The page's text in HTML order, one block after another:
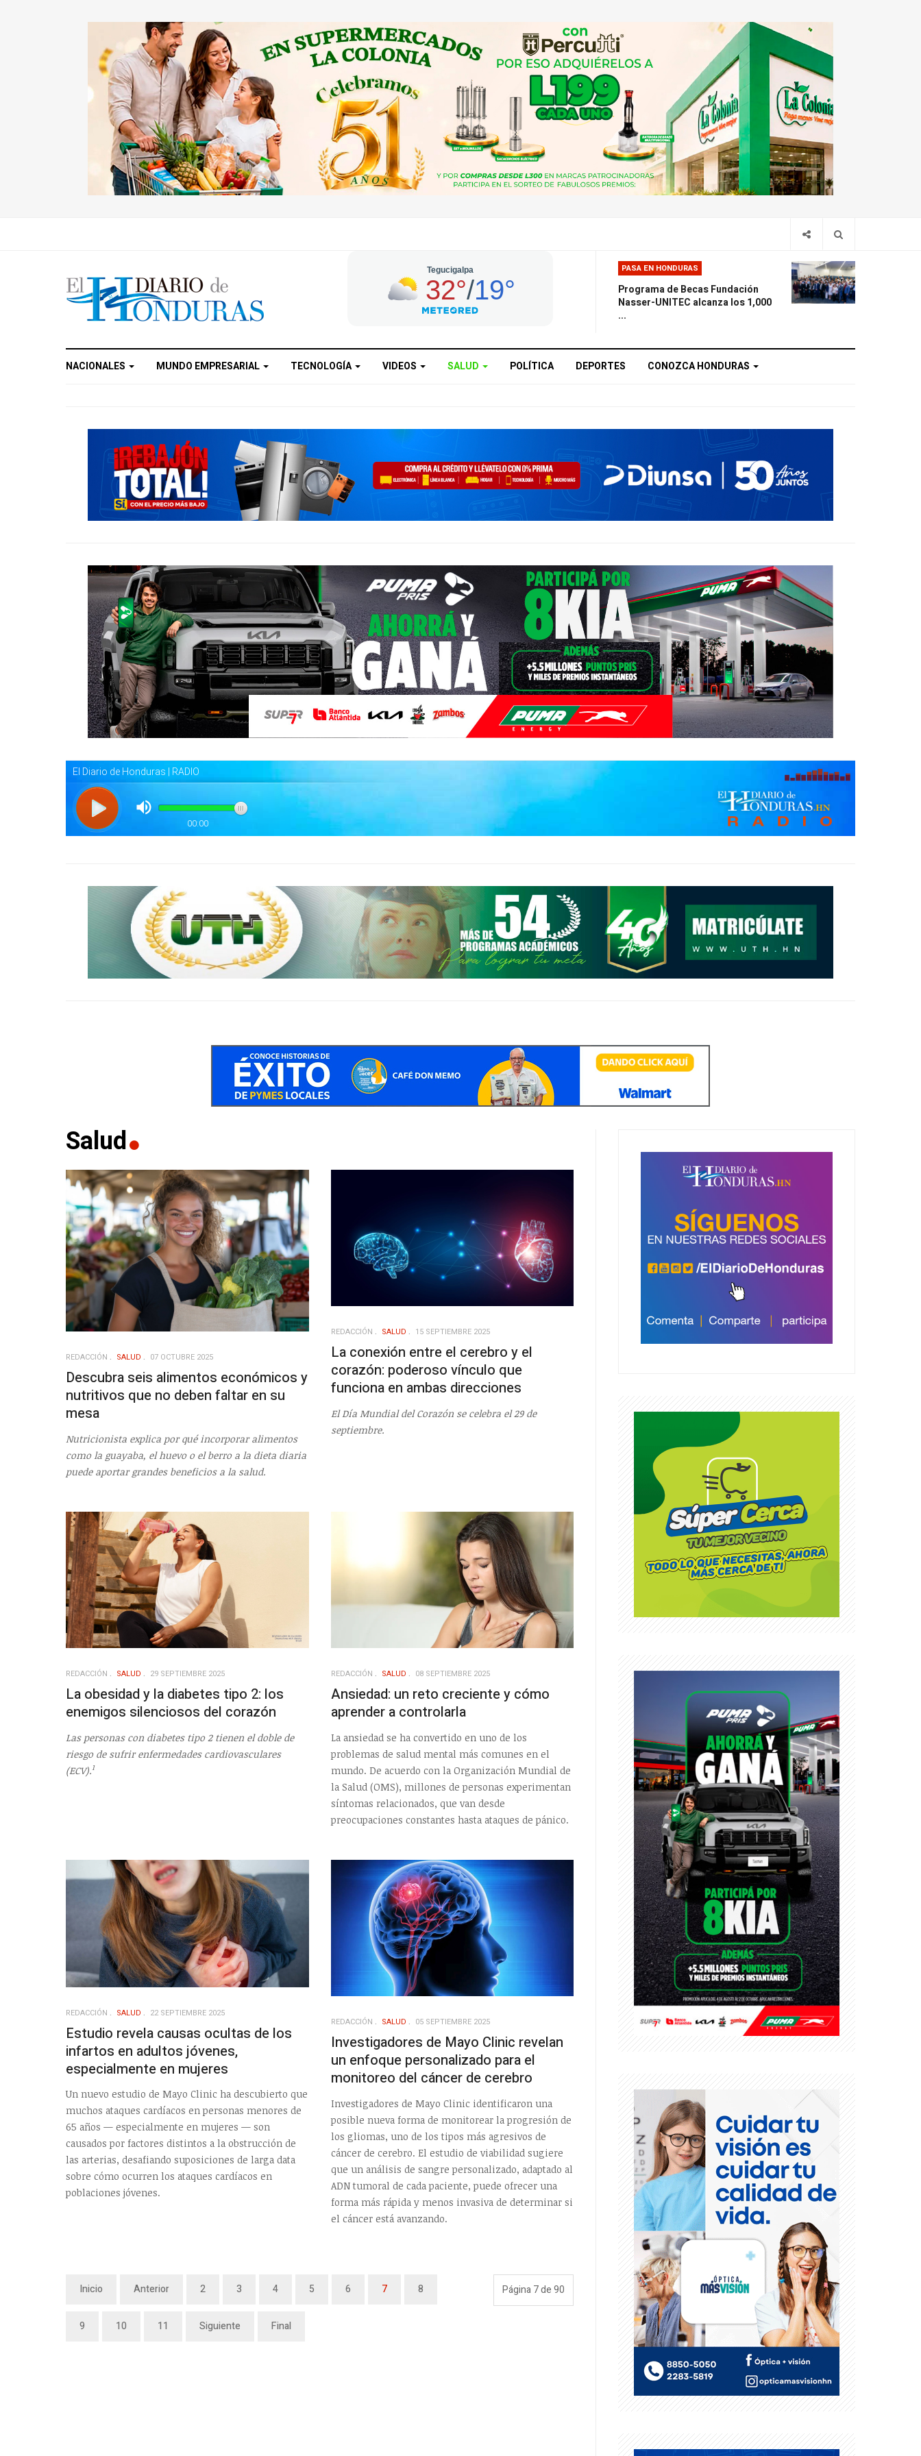
PASA EN HONDURAS
Programa de Becas Fundación
Nasser-UNITEC alcanza los 1,000
...
NACIONALES MUNDO EMPRESARIAL TECNOLOGÍA VIDEOS SALUD POLÍTICA DEPORTES CONOZCA HONDURAS
Salud
REDACCIÓN SALUD 07 OCTUBRE 2025
Descubra seis alimentos económicos y
nutritivos que no deben faltar en su
mesa
Nutricionista explica por qué incorporar alimentos
como la guayaba, el huevo o el berro a la dieta diaria
puede aportar grandes beneficios a la salud.
REDACCIÓN SALUD 15 SEPTIEMBRE 2025
La conexión entre el cerebro y el
corazón: poderoso vínculo que
funciona en ambas direcciones
El Día Mundial del Corazón se celebra el 29 de
septiembre.
REDACCIÓN SALUD 29 SEPTIEMBRE 2025
La obesidad y la diabetes tipo 2: los
enemigos silenciosos del corazón
Las personas con diabetes tipo 2 tienen el doble de
riesgo de sufrir enfermedades cardiovasculares
(ECV).1
REDACCIÓN SALUD 08 SEPTIEMBRE 2025
Ansiedad: un reto creciente y cómo
aprender a controlarla
La ansiedad se ha convertido en uno de los
problemas de salud mental más comunes en el
mundo. De acuerdo con la Organización Mundial de
la Salud (OMS), millones de personas experimentan
síntomas relacionados, que van desde
preocupaciones constantes hasta ataques de pánico.
REDACCIÓN SALUD 22 SEPTIEMBRE 2025
Estudio revela causas ocultas de los
infartos en adultos jóvenes,
especialmente en mujeres
Un nuevo estudio de Mayo Clinic ha descubierto que
muchos ataques cardíacos en personas menores de
65 años — especialmente en mujeres — son
causados por factores distintos a la obstrucción de
las arterias, desafiando suposiciones de larga data
sobre cómo ocurren los ataques cardíacos en
poblaciones jóvenes.
REDACCIÓN SALUD 05 SEPTIEMBRE 2025
Investigadores de Mayo Clinic revelan
un enfoque personalizado para el
monitoreo del cáncer de cerebro
Investigadores de Mayo Clinic identificaron una
posible nueva forma de monitorear la progresión de
los gliomas, uno de los tipos más agresivos de
cáncer de cerebro. El estudio de viabilidad sugiere
que un análisis de sangre personalizado, adaptado al
ADN tumoral de cada paciente, puede ofrecer una
forma más rápida y menos invasiva de determinar si
el cáncer está avanzando.
Página 7 de 90
Inicio Anterior 2 3 4 5 6 7 8
9 10 11 Siguiente Final